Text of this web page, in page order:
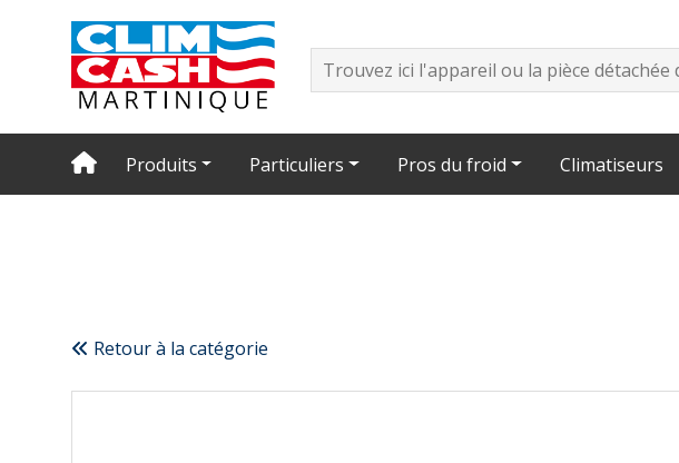
Produits Particuliers Pros du froid Climatiseurs
Retour à la catégorie